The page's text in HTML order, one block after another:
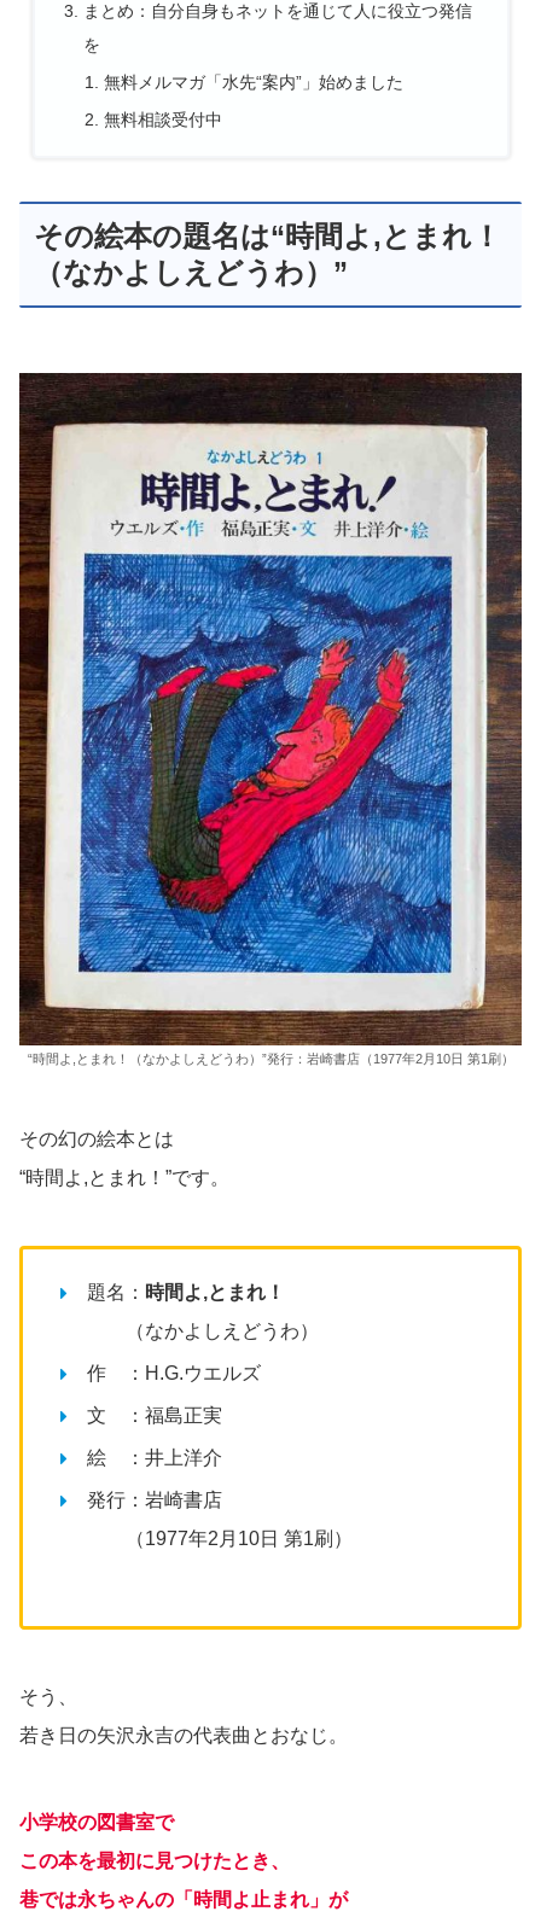
まとめ：自分自身もネットを通じて人に役立つ発信
を
無料メルマガ「水先“案内”」始めました
無料相談受付中
その絵本の題名は“時間よ,とまれ！
（なかよしえどうわ）”
“時間よ,とまれ！（なかよしえどうわ）”発行：岩崎書店（1977年2月10日 第1刷）
その幻の絵本とは
“時間よ,とまれ！”です。
題名： 時間よ,とまれ！
（なかよしえどうわ）
作 ：H.G.ウエルズ
文 ：福島正実
絵 ：井上洋介
発行：岩崎書店
（1977年2月10日 第1刷）
そう、
若き日の矢沢永吉の代表曲とおなじ。
小学校の図書室で
この本を最初に見つけたとき、
巷では永ちゃんの「時間よ止まれ」が